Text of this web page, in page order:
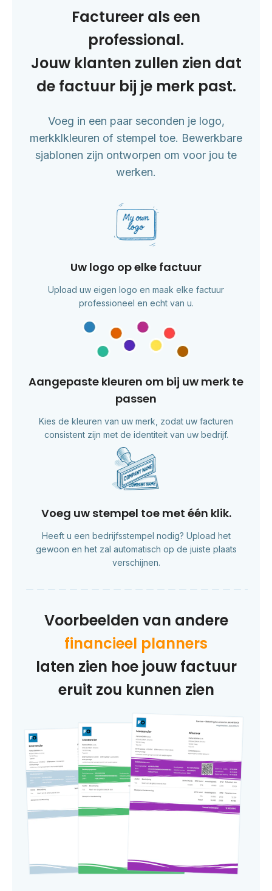
Factureer als een
professional.
Jouw klanten zullen zien dat
de factuur bij je merk past.
Voeg in een paar seconden je logo,
merkklkleuren of stempel toe. Bewerkbare
sjablonen zijn ontworpen om voor jou te
werken.
Uw logo op elke factuur
Upload uw eigen logo en maak elke factuur
professioneel en echt van u.
Aangepaste kleuren om bij uw merk te
passen
Kies de kleuren van uw merk, zodat uw facturen
consistent zijn met de identiteit van uw bedrijf.
Voeg uw stempel toe met één klik.
Heeft u een bedrijfsstempel nodig? Upload het
gewoon en het zal automatisch op de juiste plaats
verschijnen.
Voorbeelden van andere
financieel planners
laten zien hoe jouw factuur
eruit zou kunnen zien